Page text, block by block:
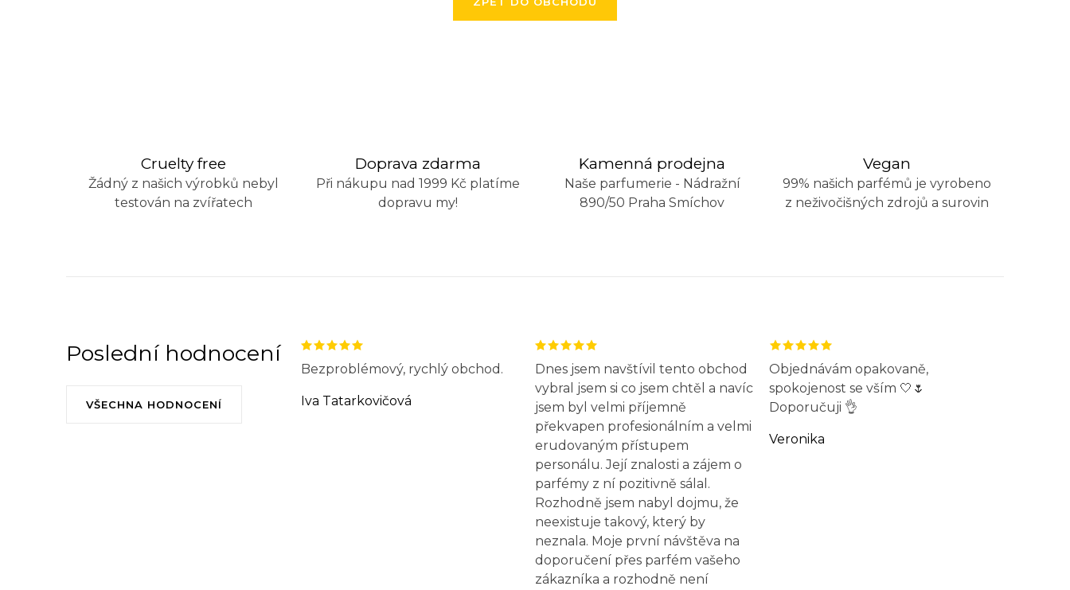
Cruelty free
Žádný z našich výrobků nebyl
testován na zvířatech
Doprava zdarma
Při nákupu nad 1999 Kč platíme
dopravu my!
Kamenná prodejna
Naše parfumerie - Nádražní
890/50 Praha Smíchov
Vegan
99% našich parfémů je vyrobeno
z neživočišných zdrojů a surovin
Poslední hodnocení
VŠECHNA HODNOCENÍ
Bezproblémový, rychlý obchod.
Iva Tatarkovičová
Dnes jsem navštívil tento obchod
vybral jsem si co jsem chtěl a navíc
jsem byl velmi příjemně
překvapen profesionálním a velmi
erudovaným přístupem
personálu. Její znalosti a zájem o
parfémy z ní pozitivně sálal.
Rozhodně jsem nabyl dojmu, že
neexistuje takový, který by
neznala. Moje první návštěva na
doporučení přes parfém vašeho
zákazníka a rozhodně není
Objednávám opakovaně,
spokojenost se vším 🤍🌷
Doporučuji 👌
Veronika